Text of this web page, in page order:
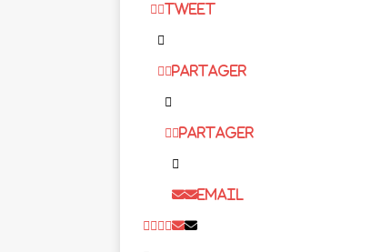
Tweet
Partager
Partager
Email